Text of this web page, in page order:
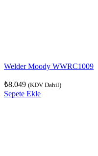
Welder Moody WWRC1009
₺8.049 (KDV Dahil)
Sepete Ekle